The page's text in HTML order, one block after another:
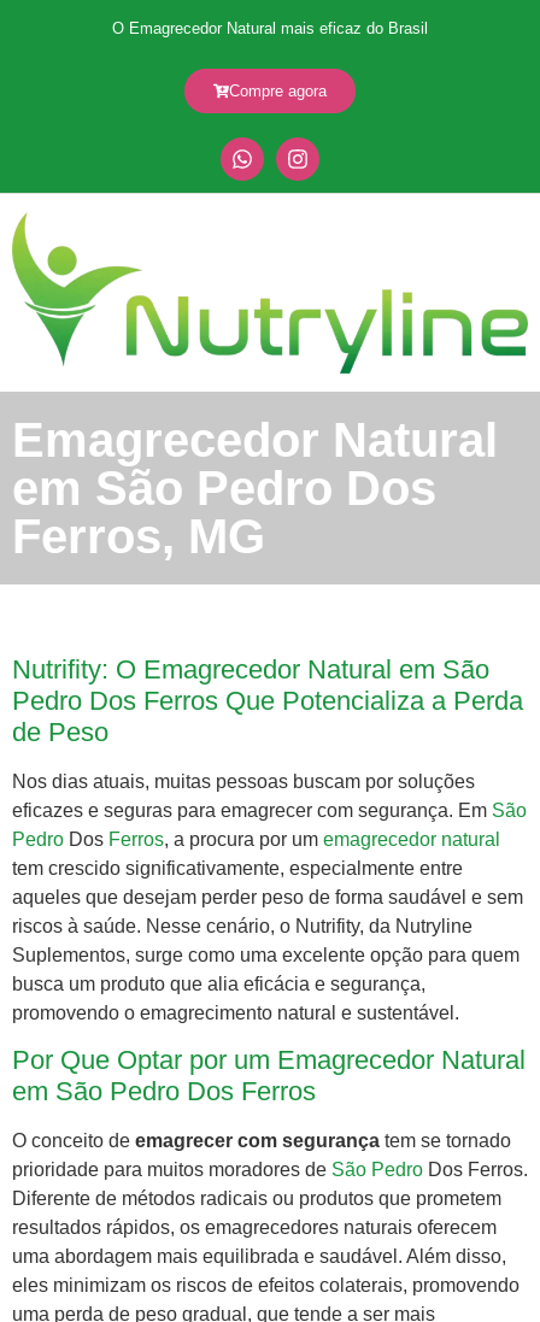
O Emagrecedor Natural mais eficaz do Brasil
Compre agora
Emagrecedor Natural
em São Pedro Dos
Ferros, MG
Nutrifity: O Emagrecedor Natural em São
Pedro Dos Ferros Que Potencializa a Perda
de Peso
Nos dias atuais, muitas pessoas buscam por soluções
eficazes e seguras para emagrecer com segurança. Em São
Pedro Dos Ferros, a procura por um emagrecedor natural
tem crescido significativamente, especialmente entre
aqueles que desejam perder peso de forma saudável e sem
riscos à saúde. Nesse cenário, o Nutrifity, da Nutryline
Suplementos, surge como uma excelente opção para quem
busca um produto que alia eficácia e segurança,
promovendo o emagrecimento natural e sustentável.
Por Que Optar por um Emagrecedor Natural
em São Pedro Dos Ferros
O conceito de emagrecer com segurança tem se tornado
prioridade para muitos moradores de São Pedro Dos Ferros.
Diferente de métodos radicais ou produtos que prometem
resultados rápidos, os emagrecedores naturais oferecem
uma abordagem mais equilibrada e saudável. Além disso,
eles minimizam os riscos de efeitos colaterais, promovendo
uma perda de peso gradual, que tende a ser mais